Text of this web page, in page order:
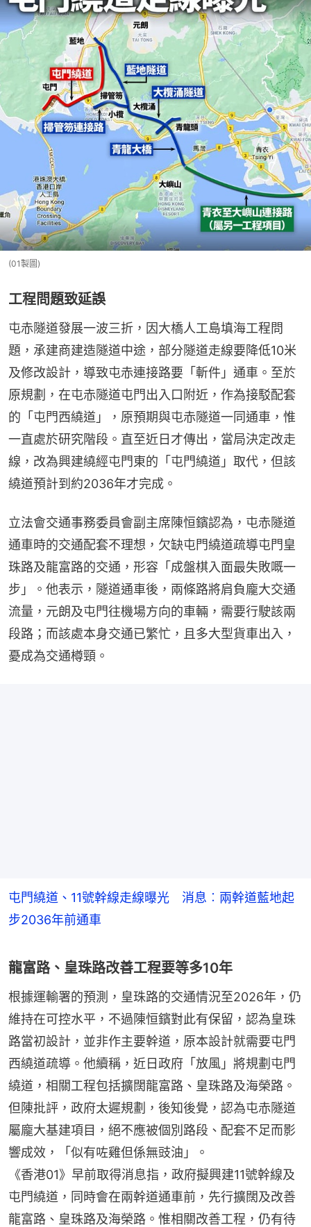
(01製圖)
工程問題致延誤
屯赤隧道發展一波三折，因大橋人工島填海工程問
題，承建商建造隧道中途，部分隧道走線要降低10米
及修改設計，導致屯赤連接路要「斬件」通車。至於
原規劃，在屯赤隧道屯門出入口附近，作為接駁配套
的「屯門西繞道」，原預期與屯赤隧道一同通車，惟
一直處於研究階段。直至近日才傳出，當局決定改走
線，改為興建繞經屯門東的「屯門繞道」取代，但該
繞道預計到約2036年才完成。
立法會交通事務委員會副主席陳恒鑌認為，屯赤隧道
通車時的交通配套不理想，欠缺屯門繞道疏導屯門皇
珠路及龍富路的交通，形容「成盤棋入面最失敗嘅一
步」。他表示，隧道通車後，兩條路將肩負龐大交通
流量，元朗及屯門往機場方向的車輛，需要行駛該兩
段路；而該處本身交通已繁忙，且多大型貨車出入，
憂成為交通樽頸。
屯門繞道、11號幹線走線曝光 消息︰兩幹道藍地起
步2036年前通車
龍富路、皇珠路改善工程要等多10年
根據運輸署的預測，皇珠路的交通情況至2026年，仍
維持在可控水平，不過陳恒鑌對此有保留，認為皇珠
路當初設計，並非作主要幹道，原本設計就需要屯門
西繞道疏導。他續稱，近日政府「放風」將規劃屯門
繞道，相關工程包括擴闊龍富路、皇珠路及海榮路。
但陳批評，政府太遲規劃，後知後覺，認為屯赤隧道
屬龐大基建項目，絕不應被個別路段、配套不足而影
響成效，「似有咗雞但係無豉油」。
《香港01》早前取得消息指，政府擬興建11號幹線及
屯門繞道，同時會在兩幹道通車前，先行擴闊及改善
龍富路、皇珠路及海榮路。惟相關改善工程，仍有待